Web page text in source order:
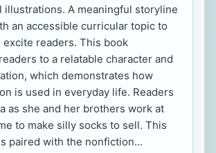
illustrations. A meaningful storyline
an accessible curricular topic to
excite readers. This book
to a relatable character and
which demonstrates how
is used in everyday life. Readers
as she and her brothers work at
to make silly socks to sell. This
paired with the nonfiction...